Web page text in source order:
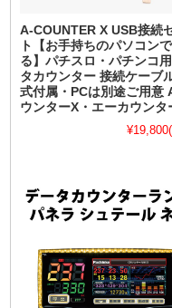
A-COUNTER X USB接続
ト【お手持ちのパソコン
る】パチスロ・パチンコ
タカウンター 接続ケーブ
式付属・PCは別途ご用意
ウンターX・エーカウンタ
¥19,800